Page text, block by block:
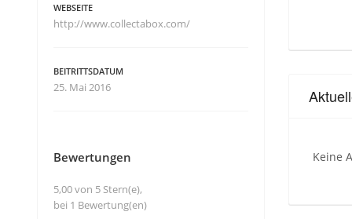
Keine
WEBSEITE
http://www.collectabox.com/
BEITRITTSDATUM
25. Mai 2016
Bewertungen
5,00 von 5 Stern(e),
bei 1 Bewertung(en)